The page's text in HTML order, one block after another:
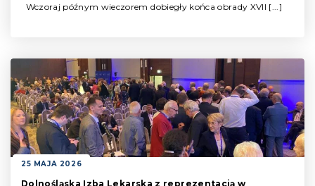
Wczoraj późnym wieczorem dobiegły końca obrady XVII [...]
25 MAJA 2026
Dolnośląska Izba Lekarska z reprezentacją w